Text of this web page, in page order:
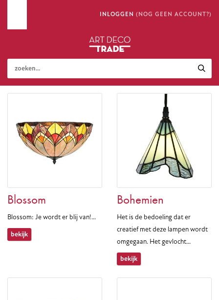
INLOGGEN (NOG GEEN ACCOUNT?)
Blossom
Blossom: Je wordt er blij van!...
bekijk
Bohemien
Het is de bedoeling dat er
creatief met deze lampen wordt
omgegaan. Het gevlocht...
bekijk